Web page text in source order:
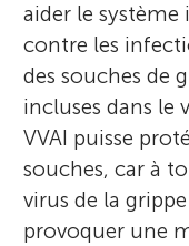
aider le
contre les
des souches de
incluses dans le
VVAI puisse
souches, car à
virus de la
provoquer une